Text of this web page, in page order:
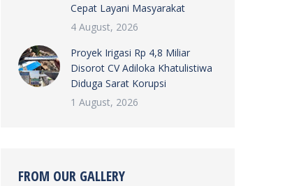
Cepat Layani Masyarakat
4 August, 2026
Proyek Irigasi Rp 4,8 Miliar
Disorot CV Adiloka Khatulistiwa
Diduga Sarat Korupsi
1 August, 2026
FROM OUR GALLERY